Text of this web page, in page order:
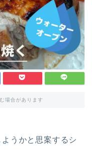
場合があります
うかと思案するシ